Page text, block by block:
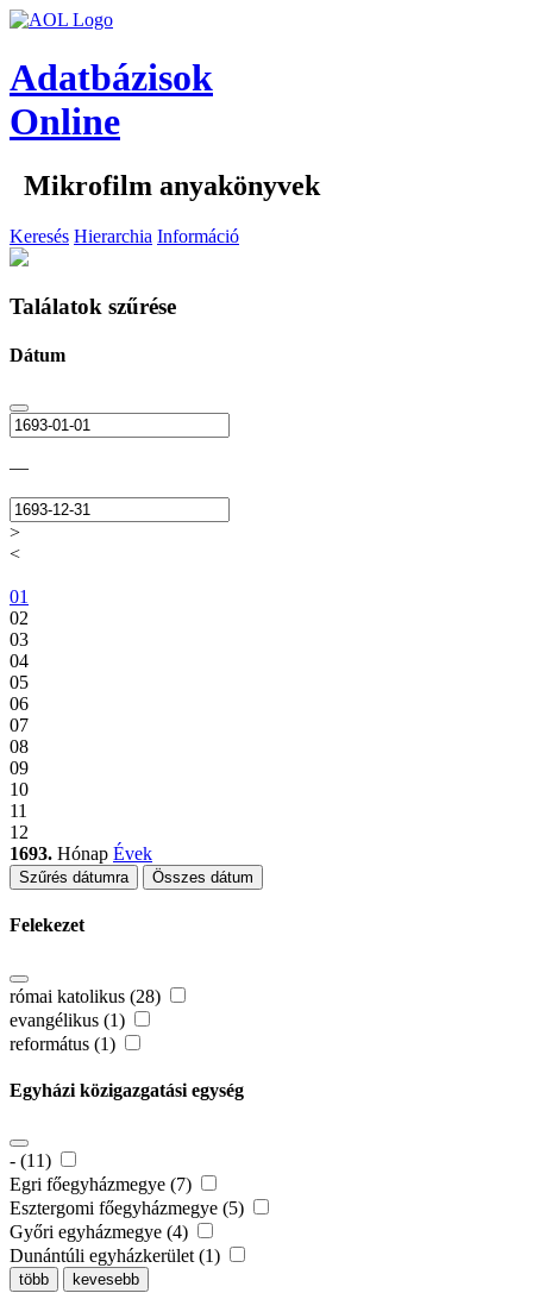
Adatbázisok
Online
Mikrofilm anyakönyvek
Keresés Hierarchia Információ
Találatok szűrése
Dátum
—
>
<
01
02
03
04
05
06
07
08
09
10
11
12
1693. Hónap Évek
Szűrés dátumra Összes dátum
Felekezet
római katolikus (28)
evangélikus (1)
református (1)
Egyházi közigazgatási egység
- (11)
Egri főegyházmegye (7)
Esztergomi főegyházmegye (5)
Győri egyházmegye (4)
Dunántúli egyházkerület (1)
több kevesebb